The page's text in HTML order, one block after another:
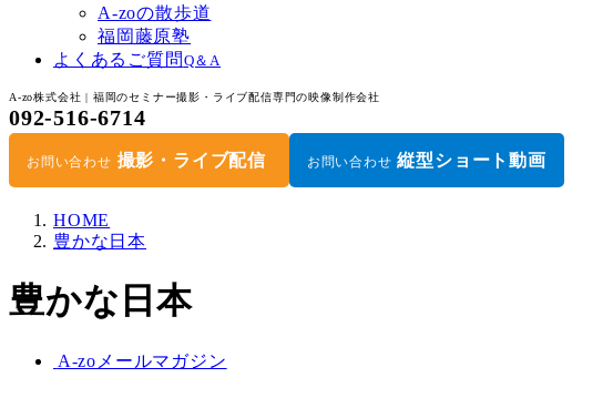
A-zoの散歩道
福岡藤原塾
よくあるご質問 Q＆A
A-zo株式会社 | 福岡のセミナー撮影・ライブ配信専門の映像制作会社
092-516-6714
お問い合わせ 撮影・ライブ配信 お問い合わせ 縦型ショート動画
HOME
豊かな日本
豊かな日本
A-zoメールマガジン